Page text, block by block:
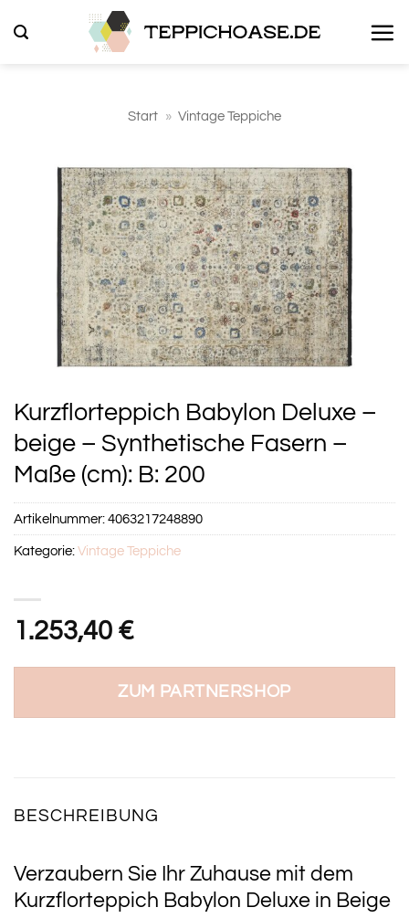
Inhalt
Start » Vintage Teppiche
Kurzflorteppich Babylon Deluxe –
beige – Synthetische Fasern –
Maße (cm): B: 200
1.253,40 €
ZUM PARTNERSHOP
Artikelnummer:4063217248890
Kategorie:Vintage Teppiche
BESCHREIBUNG
Verzaubern Sie Ihr Zuhause mit dem
Kurzflorteppich Babylon Deluxe in Beige